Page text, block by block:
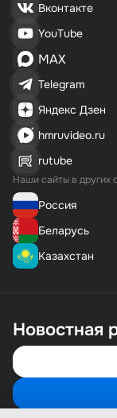
Вконтакте
YouTube
MAX
Telegram
Яндекс Дзен
hmruvideo.ru
rutube
Наши сайты в других
Россия
Беларусь
Казахстан
Новостная